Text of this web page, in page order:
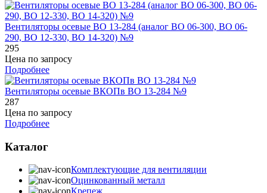
Вентиляторы осевые ВО 13-284 (аналог ВО 06-300, ВО 06-
290, ВО 12-330, ВО 14-320) №9
295
Цена по запросу
Подробнее
Вентиляторы осевые ВКОПв ВО 13-284 №9
287
Цена по запросу
Подробнее
Каталог
Комплектующие для вентиляции
Оцинкованный металл